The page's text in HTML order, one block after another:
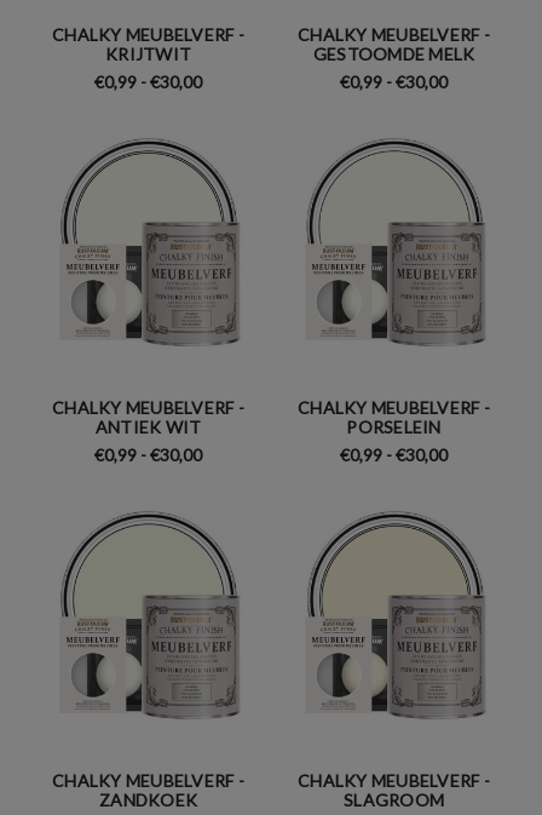
CHALKY MEUBELVERF -
KRIJTWIT
€0,99 - €30,00
CHALKY MEUBELVERF -
GESTOOMDE MELK
€0,99 - €30,00
CHALKY MEUBELVERF -
ANTIEK WIT
€0,99 - €30,00
CHALKY MEUBELVERF -
PORSELEIN
€0,99 - €30,00
CHALKY MEUBELVERF -
ZANDKOEK
CHALKY MEUBELVERF -
SLAGROOM